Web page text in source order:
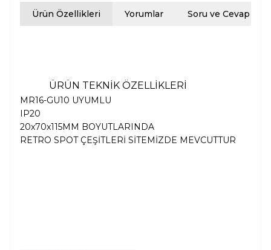
Ürün Özellikleri Yorumlar Soru ve Cevap
ÜRÜN TEKNİK ÖZELLİKLERİ
MR16-GU10 UYUMLU
IP20
20x70x115MM BOYUTLARINDA
RETRO SPOT ÇEŞİTLERİ SİTEMİZDE MEVCUTTUR